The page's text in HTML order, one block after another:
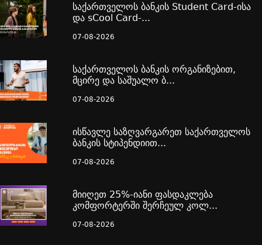
საქართველოს ბანკის Student Card-ისა
და sCool Card-...
07-08-2026
საქართველოს ბანკის ორგანიზებით,
მცირე და საშუალო ბ...
07-08-2026
ისწავლე საზღვარგარეთ საქართველოს
ბანკის სტიპენდიით...
07-08-2026
მიიღეთ 25%-იანი ფასდაკლება
კომფორტერში შერჩეულ კოლ...
07-08-2026